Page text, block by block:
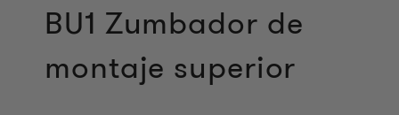
BU1 Zumbador de
montaje superior